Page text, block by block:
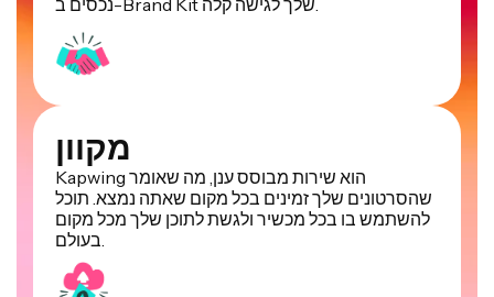
מקוון
Kapwing הוא שירות מבוסס ענן, מה שאומר
שהסרטונים שלך זמינים בכל מקום שאתה נמצא. תוכל
להשתמש בו בכל מכשיר ולגשת לתוכן שלך מכל מקום